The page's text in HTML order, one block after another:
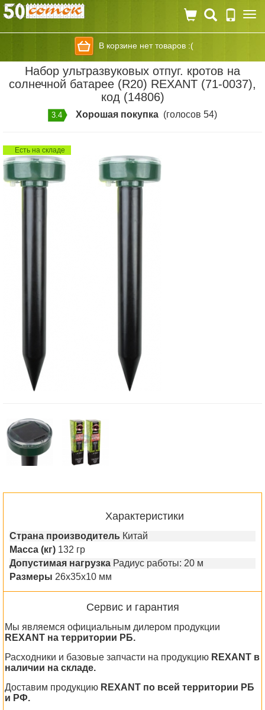
В корзине нет товаров :(
Набор ультразвуковых отпуг. кротов на
солнечной батарее (R20) REXANT (71-0037),
код (14806)
3.4 Хорошая покупка (голосов 54)
Есть на складе
Характеристики
Страна производитель Китай
Масса (кг) 132 гр
Допустимая нагрузка Радиус работы: 20 м
Размеры 26х35х10 мм
Сервис и гарантия
Мы являемся официальным дилером продукции
REXANT на территории РБ.
Расходники и базовые запчасти на продукцию REXANT в
наличии на складе.
Доставим продукцию REXANT по всей территории РБ
и РФ.